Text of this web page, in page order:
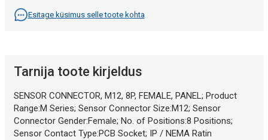
Esitage küsimus selle toote kohta
Tarnija toote kirjeldus
SENSOR CONNECTOR, M12, 8P, FEMALE, PANEL; Product
Range:M Series; Sensor Connector Size:M12; Sensor
Connector Gender:Female; No. of Positions:8 Positions;
Sensor Contact Type:PCB Socket; IP / NEMA Ratin